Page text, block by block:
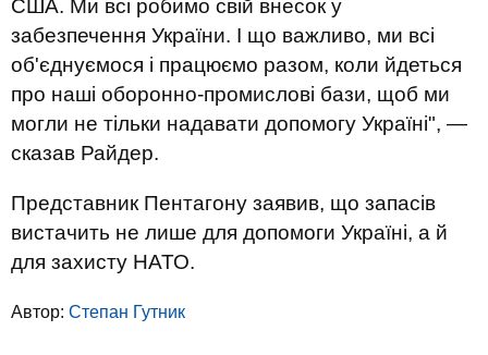
США. Ми всі робимо свій внесок у
забезпечення України. І що важливо, ми всі
об'єднуємося і працюємо разом, коли йдеться
про наші оборонно-промислові бази, щоб ми
могли не тільки надавати допомогу Україні", —
сказав Райдер.
Представник Пентагону заявив, що запасів
вистачить не лише для допомоги Україні, а й
для захисту НАТО.
Автор: Степан Гутник